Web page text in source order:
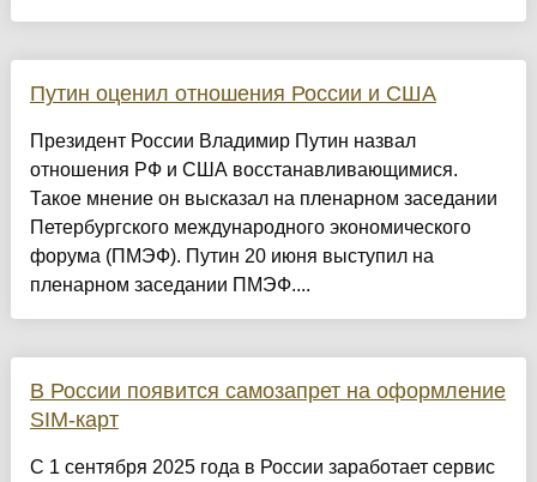
Путин оценил отношения России и США
Президент России Владимир Путин назвал
отношения РФ и США восстанавливающимися.
Такое мнение он высказал на пленарном заседании
Петербургского международного экономического
форума (ПМЭФ). Путин 20 июня выступил на
пленарном заседании ПМЭФ....
В России появится самозапрет на оформление
SIM-карт
С 1 сентября 2025 года в России заработает сервис